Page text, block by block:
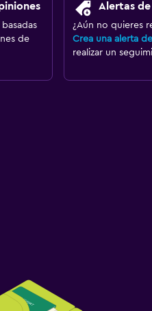
de
Alertas
¿Aún no quieres
Crea una alerta
realizar un